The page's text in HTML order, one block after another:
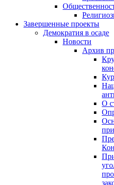
Завершенные проекты
Демократия в осаде
Новости
Архив
О